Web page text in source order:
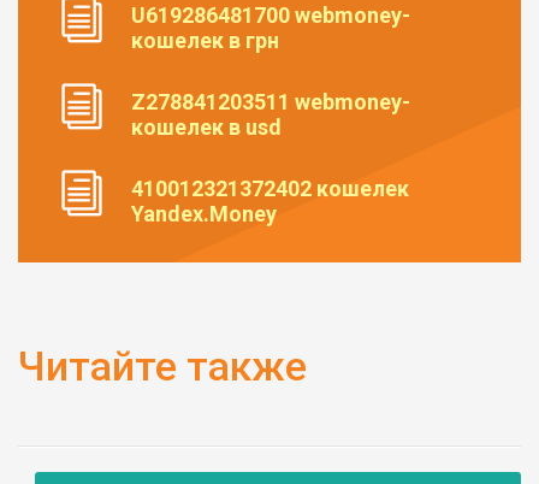
U619286481700 webmoney-
кошелек в грн
Z278841203511 webmoney-
кошелек в usd
410012321372402 кошелек
Yandex.Money
Читайте также